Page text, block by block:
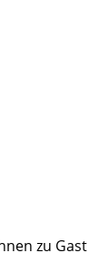
als Patient.
zu Gast